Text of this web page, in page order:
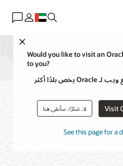
Would you like to visit an
to you?
هل ترغب في زيارة موقع ويب لـ Oracle يخص بلدًا أكثر
Visit لا، شكرًا، سأبقى هنا
See this page for a
أنظمة ملفات Oracle
Cloud